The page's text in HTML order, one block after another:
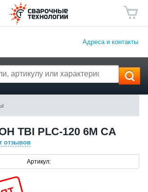
Адреса и контакты
TBI PLC-120 6M CA
отзывов
Артикул: